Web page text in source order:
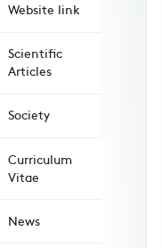
Website link
Scientific
Articles
Society
Curriculum
Vitae
News